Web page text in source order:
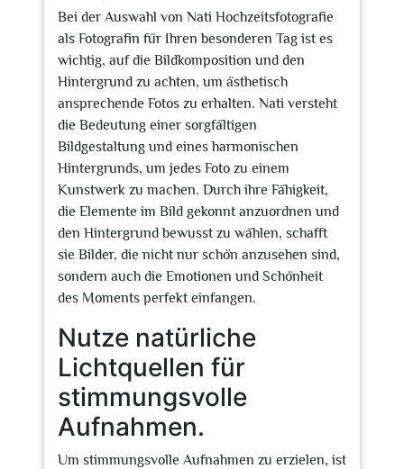
Bei der Auswahl von Nati Hochzeitsfotografie
als Fotografin für Ihren besonderen Tag ist es
wichtig, auf die Bildkomposition und den
Hintergrund zu achten, um ästhetisch
ansprechende Fotos zu erhalten. Nati versteht
die Bedeutung einer sorgfältigen
Bildgestaltung und eines harmonischen
Hintergrunds, um jedes Foto zu einem
Kunstwerk zu machen. Durch ihre Fähigkeit,
die Elemente im Bild gekonnt anzuordnen und
den Hintergrund bewusst zu wählen, schafft
sie Bilder, die nicht nur schön anzusehen sind,
sondern auch die Emotionen und Schönheit
des Moments perfekt einfangen.
Nutze natürliche
Lichtquellen für
stimmungsvolle
Aufnahmen.
Um stimmungsvolle Aufnahmen zu erzielen, ist